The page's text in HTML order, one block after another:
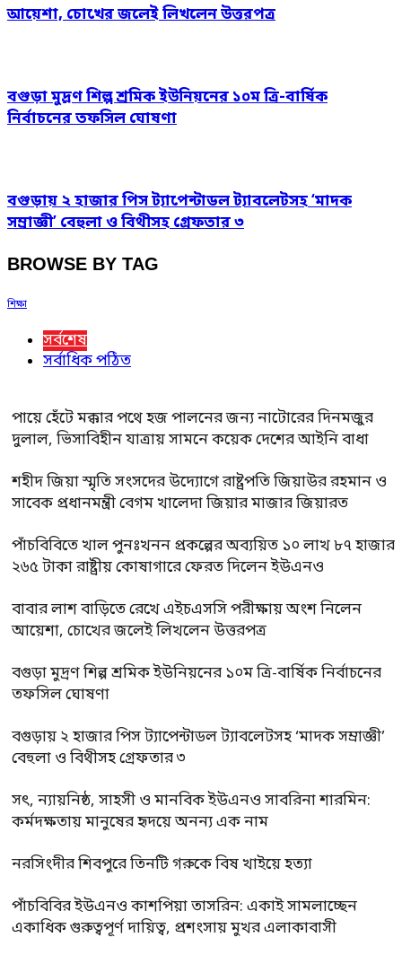
আয়েশা, চোখের জলেই লিখলেন উত্তরপত্র
বগুড়া মুদ্রণ শিল্প শ্রমিক ইউনিয়নের ১০ম ত্রি-বার্ষিক
নির্বাচনের তফসিল ঘোষণা
বগুড়ায় ২ হাজার পিস ট্যাপেন্টাডল ট্যাবলেটসহ ‘মাদক
সম্রাজ্ঞী’ বেহুলা ও বিথীসহ গ্রেফতার ৩
BROWSE BY TAG
শিক্ষা
সর্বশেষ
সর্বাধিক পঠিত
পায়ে হেঁটে মক্কার পথে হজ পালনের জন্য নাটোরের দিনমজুর
দুলাল, ভিসাবিহীন যাত্রায় সামনে কয়েক দেশের আইনি বাধা
শহীদ জিয়া স্মৃতি সংসদের উদ্যোগে রাষ্ট্রপতি জিয়াউর রহমান ও
সাবেক প্রধানমন্ত্রী বেগম খালেদা জিয়ার মাজার জিয়ারত
পাঁচবিবিতে খাল পুনঃখনন প্রকল্পের অব্যয়িত ১০ লাখ ৮৭ হাজার
২৬৫ টাকা রাষ্ট্রীয় কোষাগারে ফেরত দিলেন ইউএনও
বাবার লাশ বাড়িতে রেখে এইচএসসি পরীক্ষায় অংশ নিলেন
আয়েশা, চোখের জলেই লিখলেন উত্তরপত্র
বগুড়া মুদ্রণ শিল্প শ্রমিক ইউনিয়নের ১০ম ত্রি-বার্ষিক নির্বাচনের
তফসিল ঘোষণা
বগুড়ায় ২ হাজার পিস ট্যাপেন্টাডল ট্যাবলেটসহ ‘মাদক সম্রাজ্ঞী’
বেহুলা ও বিথীসহ গ্রেফতার ৩
সৎ, ন্যায়নিষ্ঠ, সাহসী ও মানবিক ইউএনও সাবরিনা শারমিন:
কর্মদক্ষতায় মানুষের হৃদয়ে অনন্য এক নাম
নরসিংদীর শিবপুরে তিনটি গরুকে বিষ খাইয়ে হত্যা
পাঁচবিবির ইউএনও কাশপিয়া তাসরিন: একাই সামলাচ্ছেন
একাধিক গুরুত্বপূর্ণ দায়িত্ব, প্রশংসায় মুখর এলাকাবাসী